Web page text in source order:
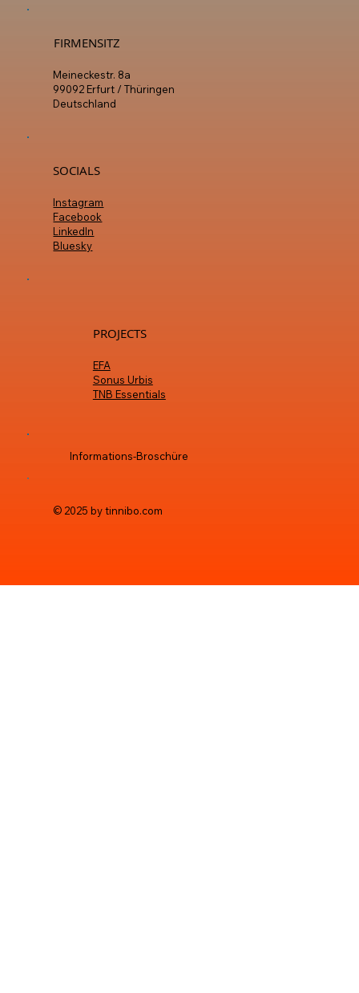
FIRMENSITZ
Meineckestr. 8a
99092 Erfurt / Thüringen
Deutschland
SOCIALS
Instagram
Facebook
LinkedIn
Bluesky
© 2025 by tinnibo.com
Informations-Broschüre
PROJECTS
EFA
Sonus Urbis
TNB Essentials